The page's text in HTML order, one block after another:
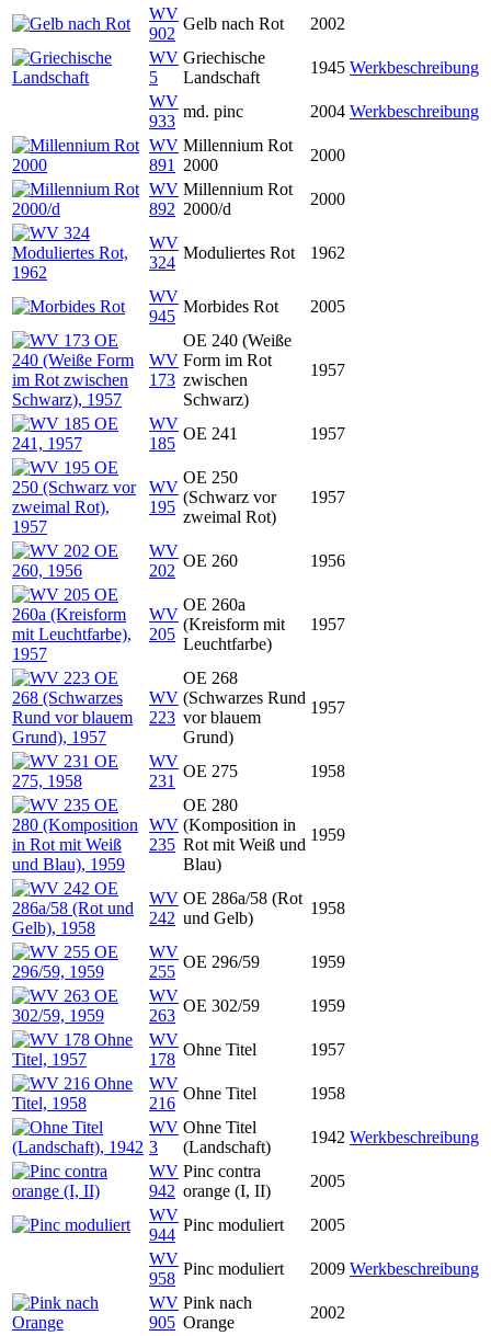
WV
902
Gelb nach Rot
2002
WV
5
Griechische
Landschaft
1945 Werkbeschreibung
WV
933
md. pinc 2004 Werkbeschreibung
WV
891
Millennium Rot
2000
2000
WV
892
Millennium Rot
2000/d
2000
WV
324
Moduliertes Rot 1962
WV
945
Morbides Rot 2005
WV
173
OE 240 (Weiße
Form im Rot
zwischen
Schwarz)
1957
WV
185
OE 241 1957
WV
195
OE 250
(Schwarz vor
zweimal Rot)
1957
WV
202
OE 260 1956
WV
205
OE 260a
(Kreisform mit
Leuchtfarbe)
1957
WV
223
OE 268
(Schwarzes Rund
vor blauem
Grund)
1957
WV
231
OE 275 1958
WV
235
OE 280
(Komposition in
Rot mit Weiß und
Blau)
1959
WV
242
OE 286a/58 (Rot
und Gelb)
1958
WV
255
OE 296/59
1959
WV
263
OE 302/59
1959
WV
178
Ohne Titel
1957
WV
216
Ohne Titel
1958
WV
3
Ohne Titel
(Landschaft)
1942 Werkbeschreibung
WV
942
Pinc contra
orange (I, II)
2005
WV
944
Pinc moduliert
2005
WV
958
Pinc moduliert 2009 Werkbeschreibung
WV
905
Pink nach
Orange
2002